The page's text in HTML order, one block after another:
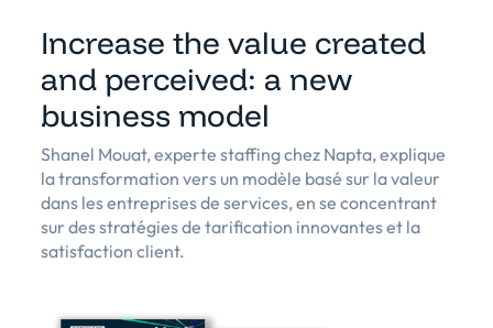
Increase the value created
and perceived: a new
business model
Shanel Mouat, experte staffing chez Napta, explique
la transformation vers un modèle basé sur la valeur
dans les entreprises de services, en se concentrant
sur des stratégies de tarification innovantes et la
satisfaction client.